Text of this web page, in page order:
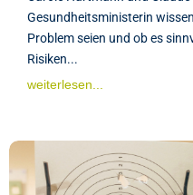
Gesundheitsministerin
Problem seien und ob es
Risiken...
weiterlesen...